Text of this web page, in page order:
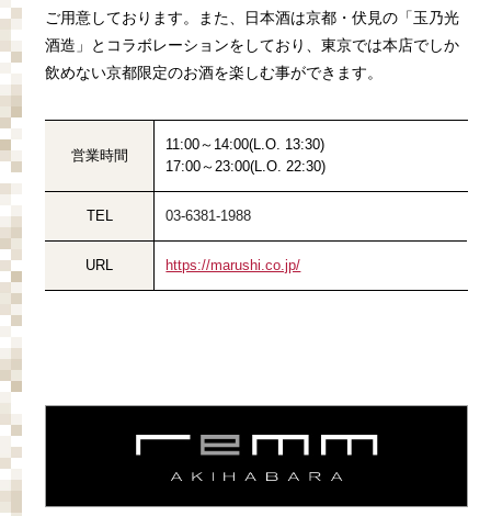
ご用意しております。また、日本酒は京都・伏見の「玉乃光
酒造」とコラボレーションをしており、東京では本店でしか
飲めない京都限定のお酒を楽しむ事ができます。
営業時間
11:00～14:00(L.O. 13:30)
17:00～23:00(L.O. 22:30)
TEL 03-6381-1988
URL https://marushi.co.jp/